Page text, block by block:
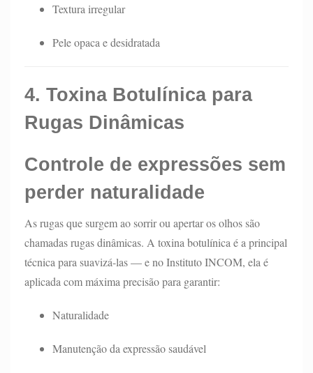
Textura irregular
Pele opaca e desidratada
4. Toxina Botulínica para
Rugas Dinâmicas
Controle de expressões sem
perder naturalidade
As rugas que surgem ao sorrir ou apertar os olhos são
chamadas rugas dinâmicas. A toxina botulínica é a principal
técnica para suavizá-las — e no Instituto INCOM, ela é
aplicada com máxima precisão para garantir:
Naturalidade
Manutenção da expressão saudável